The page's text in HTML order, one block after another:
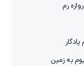
رم
به زمین